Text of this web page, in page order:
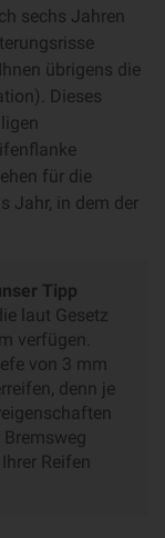
sechs Jahren
übrigens die
Dieses
für die
Jahr, in dem der
Tipp
laut Gesetz
verfügen.
von 3 mm
denn je
Reifen